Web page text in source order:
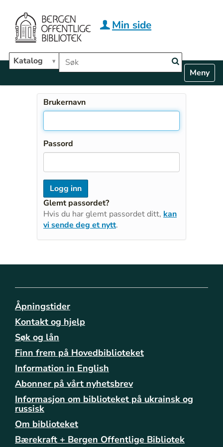
Hopp til hovedinnhold
Søk i biblioteket
Katalog
Min side
v
Toggle
Brukernavn
Passord
Glemt passordet?
Hvis du har glemt passordet ditt, kan
vi sende deg et nytt.
Åpningstider
Kontakt og hjelp
Søk og lån
Finn frem på Hovedbiblioteket
Information in English
Abonner på vårt nyhetsbrev
Informasjon om biblioteket på ukrainsk og
russisk
Om biblioteket
Bærekraft + Bergen Offentlige Bibliotek